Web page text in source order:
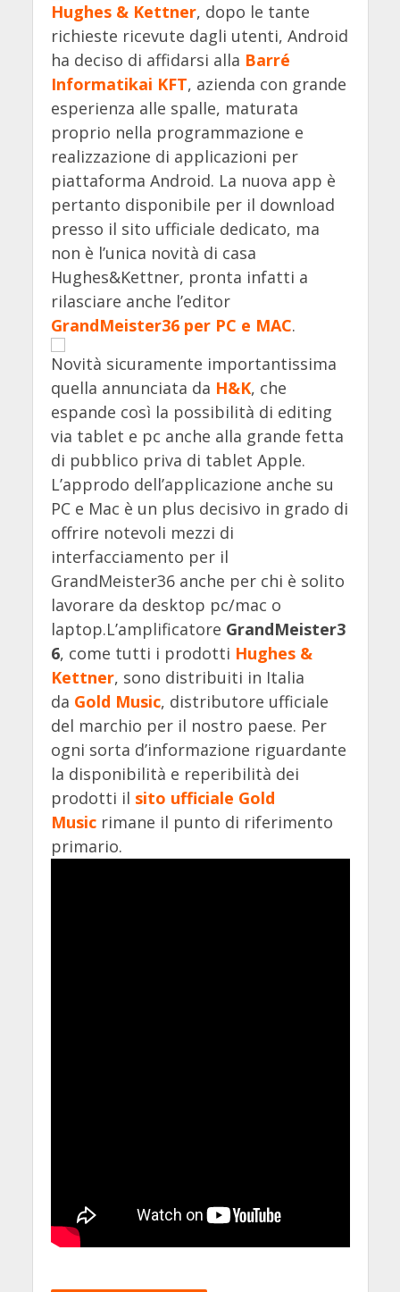
Hughes & Kettner, dopo le tante
richieste ricevute dagli utenti, Android
ha deciso di affidarsi alla Barré
Informatikai KFT, azienda con grande
esperienza alle spalle, maturata
proprio nella programmazione e
realizzazione di applicazioni per
piattaforma Android. La nuova app è
pertanto disponibile per il download
presso il sito ufficiale dedicato, ma
non è l’unica novità di casa
Hughes&Kettner, pronta infatti a
rilasciare anche l’editor
GrandMeister36 per PC e MAC.
Novità sicuramente importantissima
quella annunciata da H&K, che
espande così la possibilità di editing
via tablet e pc anche alla grande fetta
di pubblico priva di tablet Apple.
L’approdo dell’applicazione anche su
PC e Mac è un plus decisivo in grado di
offrire notevoli mezzi di
interfacciamento per il
GrandMeister36 anche per chi è solito
lavorare da desktop pc/mac o
laptop.L’amplificatore GrandMeister3
6, come tutti i prodotti Hughes &
Kettner, sono distribuiti in Italia
da Gold Music, distributore ufficiale
del marchio per il nostro paese. Per
ogni sorta d’informazione riguardante
la disponibilità e reperibilità dei
prodotti il sito ufficiale Gold
Musicrimane il punto di riferimento
primario.